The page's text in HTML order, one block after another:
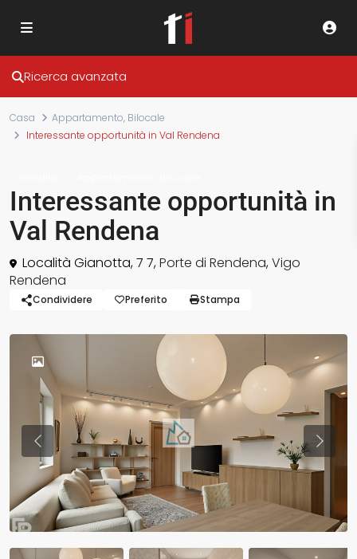
Ricerca avanzata
Casa Appartamento, Bilocale
Interessante opportunità in Val Rendena
Interessante opportunità in
Val Rendena
Località Gianotta, 7 7,Porte di Rendena,Vigo
Rendena
Condividere Preferito Stampa
Previous